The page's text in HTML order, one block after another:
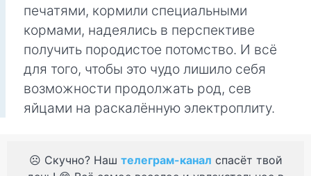
печатями, кормили специальными
кормами, надеялись в перспективе
получить породистое потомство. И всё
для того, чтобы это чудо лишило себя
возможности продолжать род, сев
яйцами на раскалённую электроплиту.
☹️ Скучно? Наш телеграм-канал спасёт твой